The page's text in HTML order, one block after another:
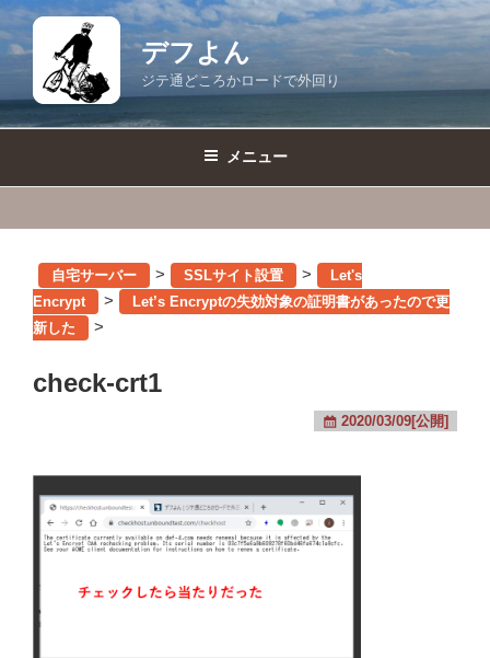
コ
ン
デフよん
ジテ通どころかロードで外回り
メニュー
自宅サーバー > SSLサイト設置 >
Let's
Encrypt
>
Let’s Encryptの失効対象の証明書があったので更
新した
>
check-crt1
2020/03/09[公開]